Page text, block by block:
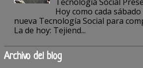
Hoy como cada
nueva Tecnología Social para
La de hoy: Tejiend...
Archivo del blog